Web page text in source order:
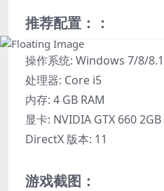
推荐配置：：
操作系统: Windows 7/8/
处理器: Core i5
内存: 4 GB RAM
显卡: NVIDIA GTX 660 2GB
DirectX 版本: 11
游戏截图：